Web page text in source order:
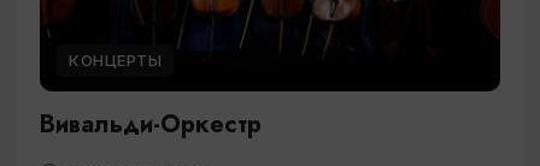
КОНЦЕРТЫ
Вивальди-Оркестр